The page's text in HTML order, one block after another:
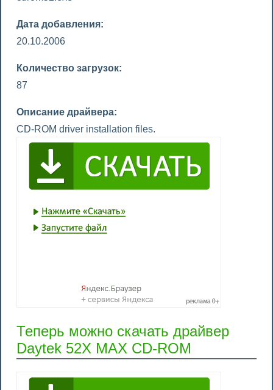
Дата добавления:
20.10.2006
Количество загрузок:
87
Описание драйвера:
CD-ROM driver installation files.
Теперь можно скачать драйвер
Daytek 52X MAX CD-ROM